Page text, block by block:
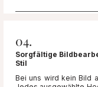
04.
Sorgfältige
Stil
Bei uns wird kein Bild